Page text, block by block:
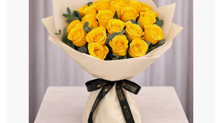
.
0
0